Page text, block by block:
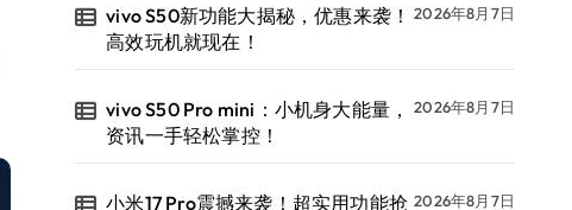
vivo S50新功能大揭秘，优惠来袭！
高效玩机就现在！
2026年8月7日
vivo S50 Pro mini：小机身大能量，
资讯一手轻松掌控！
2026年8月7日
小米17 Pro震撼来袭！超实用功能抢 2026年8月7日